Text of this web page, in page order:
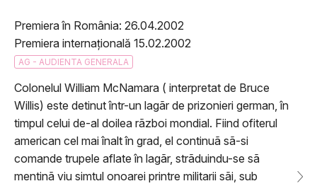
Premiera în România: 26.04.2002
Premiera internațională 15.02.2002
AG - AUDIENTA GENERALA
Colonelul William McNamara ( interpretat de Bruce
Willis) este detinut într-un lagãr de prizonieri german, în
timpul celui de-al doilea rãzboi mondial. Fiind ofiterul
american cel mai înalt în grad, el continuã sã-si
comande trupele aflate în lagãr, strãduindu-se sã
mentinã viu simtul onoarei printre militarii sãi, sub